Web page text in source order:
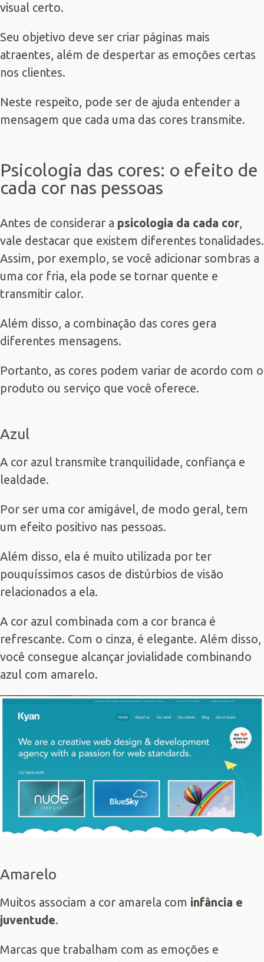
visual certo.
Seu objetivo deve ser criar páginas mais
atraentes, além de despertar as emoções certas
nos clientes.
Neste respeito, pode ser de ajuda entender a
mensagem que cada uma das cores transmite.
Psicologia das cores: o efeito de
cada cor nas pessoas
Antes de considerar a psicologia da cada cor,
vale destacar que existem diferentes tonalidades.
Assim, por exemplo, se você adicionar sombras a
uma cor fria, ela pode se tornar quente e
transmitir calor.
Além disso, a combinação das cores gera
diferentes mensagens.
Portanto, as cores podem variar de acordo com o
produto ou serviço que você oferece.
Azul
A cor azul transmite tranquilidade, confiança e
lealdade.
Por ser uma cor amigável, de modo geral, tem
um efeito positivo nas pessoas.
Além disso, ela é muito utilizada por ter
pouquíssimos casos de distúrbios de visão
relacionados a ela.
A cor azul combinada com a cor branca é
refrescante. Com o cinza, é elegante. Além disso,
você consegue alcançar jovialidade combinando
azul com amarelo.
Amarelo
Muitos associam a cor amarela com infância e
juventude.
Marcas que trabalham com as emoções e